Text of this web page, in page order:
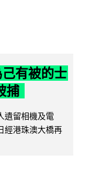
有被的士
捕
遺留相機及電
經港珠澳大橋再